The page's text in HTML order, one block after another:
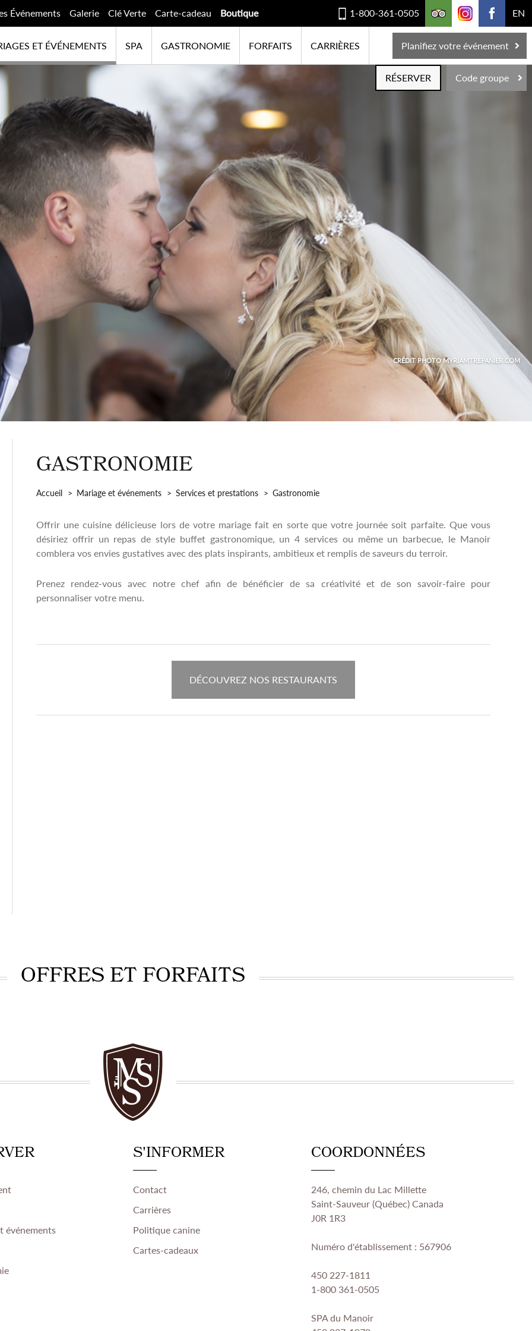
Événements Galerie Clé Verte Carte-cadeau Boutique EN
1-800-361-0505
ET ÉVÉNEMENTS SPA GASTRONOMIE FORFAITS CARRIÈRES Planifiez votre événement
Code groupe
RÉSERVER
CRÉDIT PHOTOMYRIAMTREPANIER.COM
GASTRONOMIE
Accueil Mariage et événements Services et prestations Gastronomie
Offrir une cuisine délicieuse lors de votre mariage fait en sorte que votre journée soit parfaite. Que vous
désiriez offrir un repas de style buffet gastronomique, un 4 services ou même un barbecue, le Manoir
comblera vos envies gustatives avec des plats inspirants, ambitieux et remplis de saveurs du terroir.
Prenez rendez-vous avec notre chef afin de bénéficier de sa créativité et de son savoir-faire pour
personnaliser votre menu.
DÉCOUVREZ NOS RESTAURANTS
OFFRES ET FORFAITS
événements
S'INFORMER
Contact
Carrières
Politique canine
Cartes-cadeaux
COORDONNÉES
246, chemin du Lac Millette
Saint-Sauveur (Québec) Canada
J0R 1R3
Numéro d'établissement : 567906
450 227-1811
1-800 361-0505
SPA du Manoir